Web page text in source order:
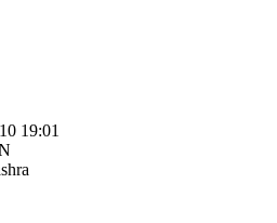
19:01